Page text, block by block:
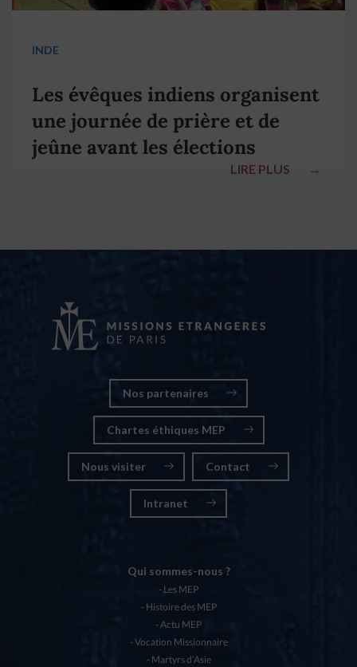
INDE
Les évêques indiens organisent
une journée de prière et de
jeûne avant les élections
LIRE PLUS →
Nos partenaires
Chartes éthiques MEP
Nous visiter Contact
Intranet
Qui sommes-nous ?
Les MEP
Histoire des MEP
Actu MEP
Vocation Missionnaire
Martyrs d’Asie